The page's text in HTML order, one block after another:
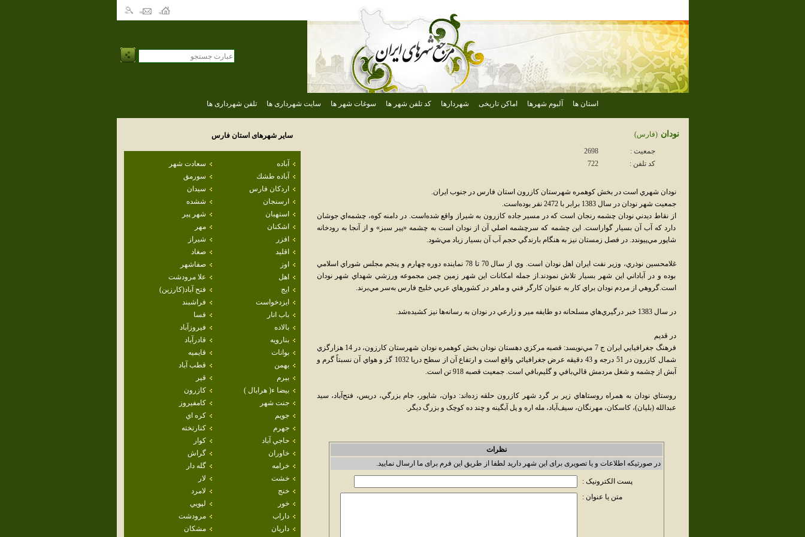
استان ها آلبوم شهرها اماکن تاریخی شهردارها کد تلفن شهر ها سوغات شهر ها سایت شهرداری ها تلفن شهرداری ها
سایر شهرهای استانفارس
آباده
سعادت شهر
آباده طشك
سورمق
اردكان فارس
سيدان
ارسنجان
ششده
استهبان
شهر پير
اشكنان
مهر
افزر
شيراز
اقليد
صغاد
اوز
صفاشهر
اهل
علا مرودشت
ايج
فتح آباد(كارزين)
ايزدخواست
فراشبند
باب انار
فسا
بالاده
فيروزآباد
بنارويه
قادرآباد
بوانات
قايميه
بهمن
قطب آباد
بيرم
قير
بيضا ء( هرابال )
كازرون
جنت شهر
كامفيروز
جويم
كره اي
جهرم
كنارتخته
حاجي آباد
كوار
خاوران
گراش
خرامه
گله دار
خشت
لار
خنج
لامرد
خور
لپويي
داراب
مرودشت
داريان
مشكان
نودان (فارس)
جمعیت :
2698
کد تلفن :
722
نودان شهري است در بخش کوهمره شهرستان کازرون استان فارس در جنوب ايران.
جمعيت شهر نودان در سال 1383 برابر با 2472 نفر بوده‌است.
از نقاط ديدني نودان چشمه رنجان است که در مسير جاده کازرون به شيراز واقع شده‌است. در دامنه کوه، چشمه‌اي جوشان
دارد که آب آن بسيار گواراست. اين چشمه که سرچشمه اصلي آن از نودان است به چشمه «پير سبز» و از آنجا به رودخانه
شاپور مي‌پيوندد. در فصل زمستان نيز به هنگام بارندگي حجم آب آن بسيار زياد مي‌شود.
غلامحسين نوذري، وزير نفت ايران اهل نودان است. وي از سال 70 تا 78 نماينده دوره چهارم و پنجم مجلس شوراي اسلامي
بوده و در آباداني اين شهر بسيار تلاش نمودند.از جمله امکانات اين شهر زمين چمن مجموعه ورزشي شهداي شهر نودان
است.گروهي از مردم نودان براي کار به عنوان کارگر فني و ماهر در کشورهاي عربي خليج فارس به‌سر مي‌برند.
در سال 1383 خبر درگيري‌هاي مسلحانه دو طايفه مير و زارعي در نودان به رسانه‌ها نيز کشيده‌شد.
در قديم
فرهنگ جغرافيايي ايران ج 7 مي‌نويسد: قصبه مرکزي دهستان نودان بخش کوهمره نودان شهرستان کارزون، در 14 هزارگزي
شمال کازرون در 51 درجه و 43 دقيقه عرض جغرافيائي واقع است و ارتفاع آن از سطح دريا 1032 گز و هواي آن نسبتاً گرم و
آبش از چشمه و شغل مردمش قالي‌بافي و گليم‌بافي است. جمعيت قصبه 918 تن است.
روستاي نودان به همراه روستاهاي زير بر گرد شهر کازرون حلقه زده‌اند: دوان، شاپور، جام بزرگي، دريس، فتح‌آباد، سيد
عبدالله (بليان)، کاسکان، مهرنگان، سيف‌آباد، مله اره و پل آبگينه و چند ده کوچک و بزرگ ديگر.
نظرات
در صورتیکه اطلاعات و یا تصویری برای این شهر دارید لطفا از طریق این فرم برای ما ارسال نمایید.
پست الکترونیک :
متن یا عنوان :